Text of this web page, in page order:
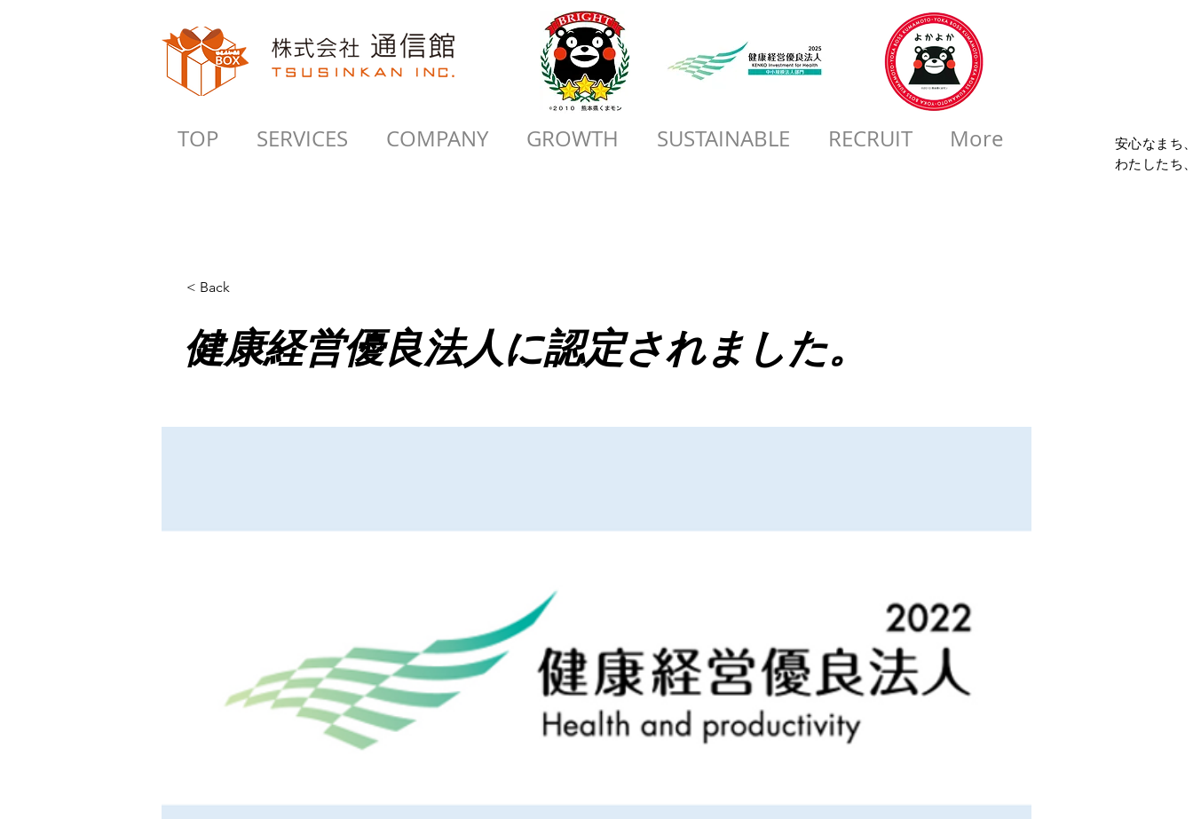
TOP SERVICES COMPANY GROWTH SUSTAINABLE RECRUIT More
安心なまち
わたしたち
< Back
健康経営優良法人に認定されました。